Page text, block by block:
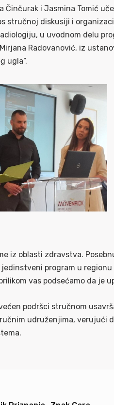
Činčurak i Jasmina Tomić
stručnoj diskusiji i
u uvodnom delu
Radovanović, iz
ugla“.
iz oblasti zdravstva.
jedinstveni program u
vas podsećamo da je
podršci stručnom
udruženjima, verujući